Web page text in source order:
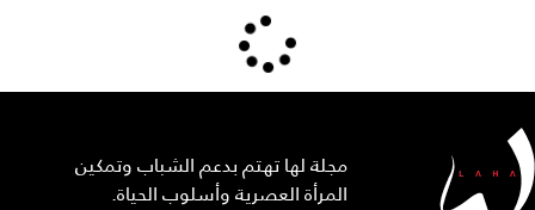
مجلة لها تهتم بدعم الشباب وتمكين
المرأة العصرية وأسلوب الحياة.